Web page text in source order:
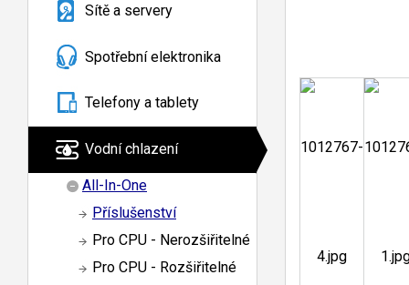
Sítě a servery
Spotřební elektronika
Telefony a tablety
Vodní chlazení
All-In-One
Příslušenství
Pro CPU - Nerozšiřitelné
Pro CPU - Rozšiřitelné